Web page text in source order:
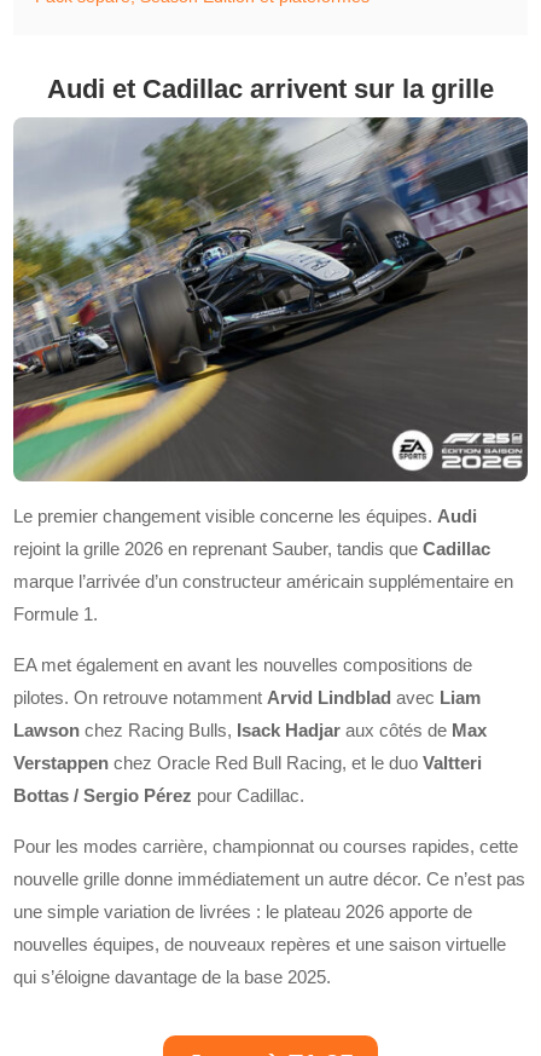
Audi et Cadillac arrivent sur la grille
Le premier changement visible concerne les équipes. Audi
rejoint la grille 2026 en reprenant Sauber, tandis queCadillac
marque l’arrivée d’un constructeur américain supplémentaire en
Formule 1.
EA met également en avant les nouvelles compositions de
pilotes. On retrouve notamment Arvid Lindblad avec Liam
Lawson chez Racing Bulls, Isack Hadjar aux côtés de Max
Verstappen chez Oracle Red Bull Racing, et le duoValtteri
Bottas / Sergio Pérez pour Cadillac.
Pour les modes carrière, championnat ou courses rapides, cette
nouvelle grille donne immédiatement un autre décor. Ce n’est pas
une simple variation de livrées : le plateau 2026 apporte de
nouvelles équipes, de nouveaux repères et une saison virtuelle
qui s’éloigne davantage de la base 2025.